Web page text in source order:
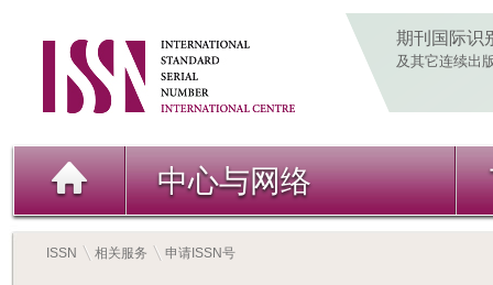
期刊国际识
及其它连续出
中心与网络
ISSN 相关服务 申请ISSN号